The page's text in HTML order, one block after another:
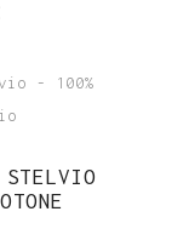
Fascia
prezzo:
da
34,50 €
STELVIO